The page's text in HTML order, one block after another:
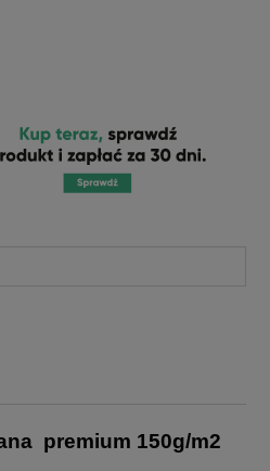
kosztów płatności
premium 150g/m2